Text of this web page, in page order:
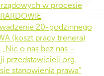
w procesie
20-godzinnego
(koszt pracy trenera)
o nas bez nas –
przedstawicieli org.
stanowienia prawa”